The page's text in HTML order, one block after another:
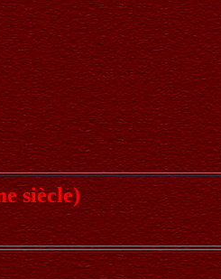
siècle)